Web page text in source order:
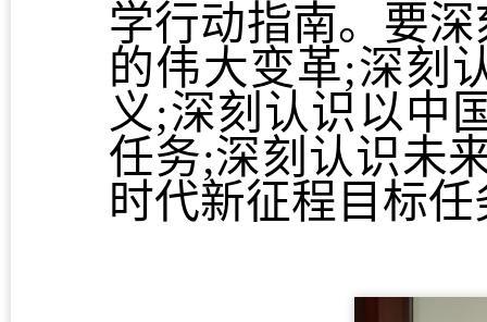
学行动指南。要
的伟大变革;深刻
义;深刻认识以中
任务;深刻认识未
时代新征程目标